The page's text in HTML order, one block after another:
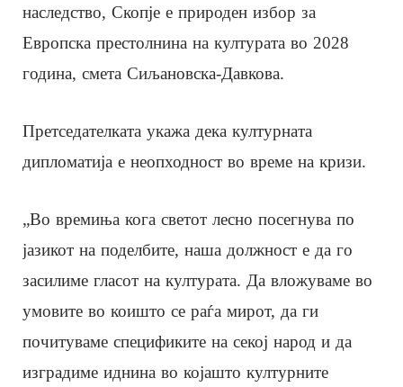
наследство, Скопје е природен избор за
Европска престолнина на културата во 2028
година, смета Сиљановска-Давкова.
Претседателката укажа дека културната
дипломатија е неопходност во време на кризи.
„Во времиња кога светот лесно посегнува по
јазикот на поделбите, наша должност е да го
засилиме гласот на културата. Да вложуваме во
умовите во коишто се раѓа мирот, да ги
почитуваме спецификите на секој народ и да
изградиме иднина во којашто културните